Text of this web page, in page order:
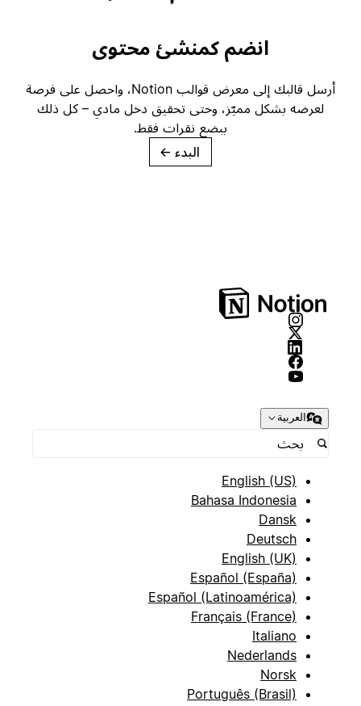
انضم كمنشئ محتوى
أرسل قالبك إلى معرض قوالب Notion، واحصل على فرصة
لعرضه بشكل مميّز، وحتى تحقيق دخل مادي – كل ذلك
ببضع نقرات فقط.
→
العربية
English (US)
Bahasa Indonesia
Dansk
Deutsch
English (UK)
Español (España)
Español (Latinoamérica)
Français (France)
Italiano
Nederlands
Norsk
Português (Brasil)